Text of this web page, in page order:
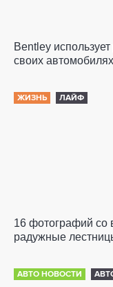
Bentley
своих автомобилях
ЖИЗНЬ ЛАЙФ
16 фотографий со
радужные
АВТО НОВОСТИ